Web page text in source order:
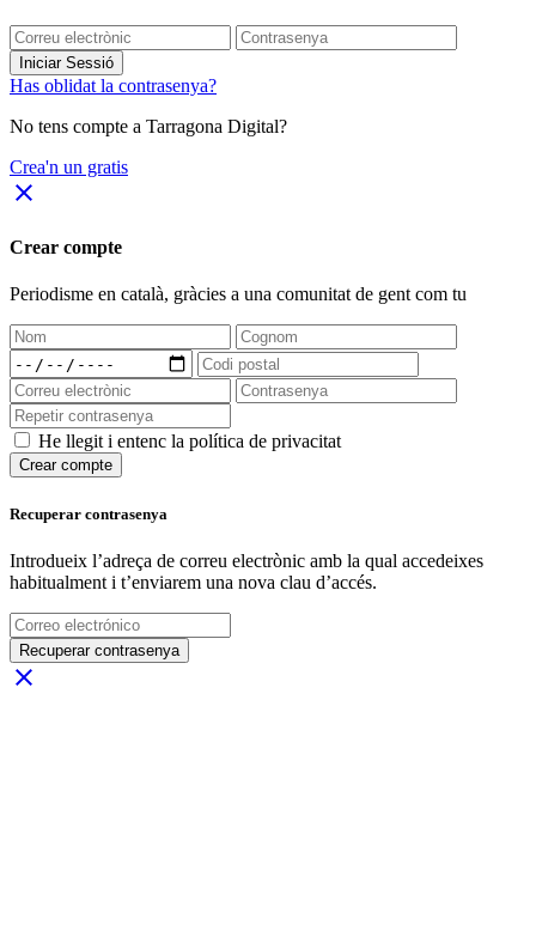
Iniciar Sessió
Has oblidat la contrasenya?
No tens compte a Tarragona Digital?
Crea'n un gratis
close
Crear compte
Periodisme en català, gràcies a una comunitat de gent com tu
He llegit i entenc la política de privacitat
Crear compte
Recuperar contrasenya
Introdueix l’adreça de correu electrònic amb la qual accedeixes
habitualment i t’enviarem una nova clau d’accés.
Recuperar contrasenya
close